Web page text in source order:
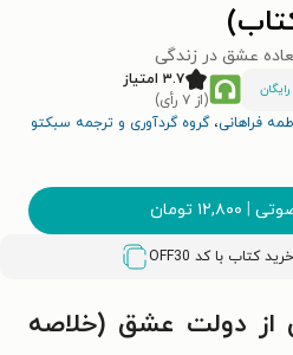
عشق در زندگی
۳.۷ امتیاز
(از ۷ رأی)
فراهانی،گروه گردآوری و ترجمه سبکتو
| ۱۲,۸۰۰ تومان
OFF30
از دولت عشق (خلاصه